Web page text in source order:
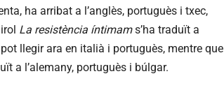
ha arribat a l’anglès, portuguès i txec,
La resistència íntimams’ha traduït a
pot llegir ara en italià i portuguès, mentre que
a l’alemany, portuguès i búlgar.